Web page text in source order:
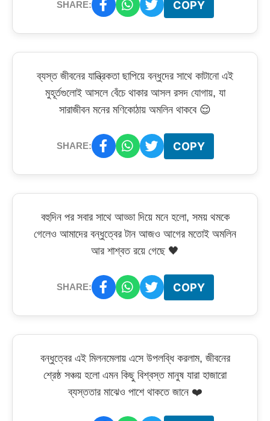
SHARE: COPY
ব্যস্ত জীবনের যান্ত্রিকতা ছাপিয়ে বন্ধুদের সাথে কাটানো এই
মুহূর্তগুলোই আসলে বেঁচে থাকার আসল রসদ যোগায়, যা
সারাজীবন মনের মণিকোঠায় অমলিন থাকবে 😌
SHARE: COPY
বহুদিন পর সবার সাথে আড্ডা দিয়ে মনে হলো, সময় থমকে
গেলেও আমাদের বন্ধুত্বের টান আজও আগের মতোই অমলিন
আর শাশ্বত রয়ে গেছে 🖤
SHARE: COPY
বন্ধুত্বের এই মিলনমেলায় এসে উপলব্ধি করলাম, জীবনের
শ্রেষ্ঠ সঞ্চয় হলো এমন কিছু বিশ্বস্ত মানুষ যারা হাজারো
ব্যস্ততার মাঝেও পাশে থাকতে জানে ❤️